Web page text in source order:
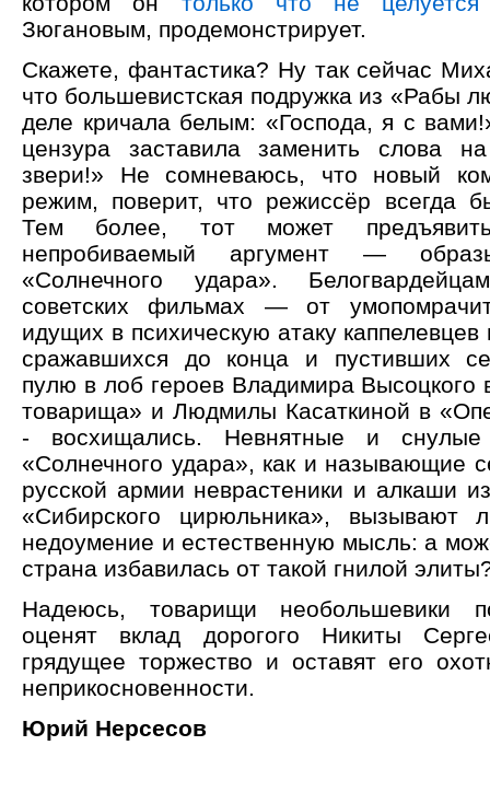
Зюгановым, продемонстрирует.
Скажете, фантастика? Ну так сейчас
что большевистская подружка из «Рабы
деле кричала белым: «Господа, я с
цензура заставила заменить слова
звери!» Не сомневаюсь, что новый
режим, поверит, что режиссёр всегда
Тем более, тот может
непробиваемый аргумент —
«Солнечного удара».
советских фильмах — от
идущих в психическую атаку
сражавшихся до конца и пустивших
пулю в лоб героев Владимира Высоцкого
товарища» и Людмилы Касаткиной в
- восхищались. Невнятные и снулые
«Солнечного удара», как и называющие
русской армии неврастеники и алкаши
«Сибирского цирюльника», вызывают
недоумение и естественную мысль: а
страна избавилась от такой гнилой
Надеюсь, товарищи необольшевики
оценят вклад дорогого Никиты
грядущее торжество и оставят его
неприкосновенности.
Юрий Нерсесов